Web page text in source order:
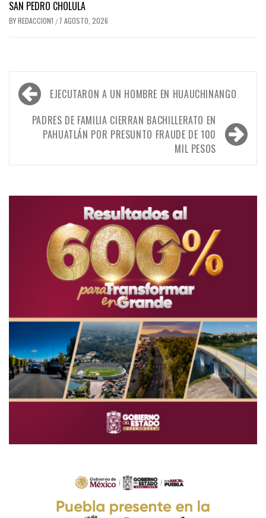
SAN PEDRO CHOLULA
BYREDACCION1 / 7 AGOSTO, 2026
Navegación
de
entradas
EJECUTARON A UN HOMBRE EN HUAUCHINANGO
PADRES DE FAMILIA CIERRAN BACHILLERATO EN
PAHUATLÁN POR PRESUNTO FRAUDE DE 100
MIL PESOS